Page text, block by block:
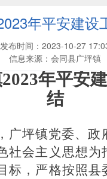
年平安建设
发布时间：2023-10-27
信息来源：会同县广坪镇
2023年平安
结
广坪镇党委、政
社会主义思想为
标，严格按照县